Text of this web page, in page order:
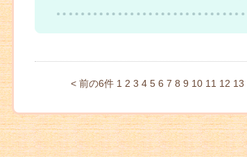
< 前の6件 1 2 3 4 5 6 7 8 9 10 11 12 13